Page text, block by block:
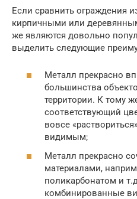
Если сравнить ограждения
кирпичными или
же являются довольно
выделить следующие
Металл прекрасно
большинства
территории. К тому
соответствующий
вовсе
видимым;
Металл прекрасно
материалами,
поликарбонатом и
комбинированные